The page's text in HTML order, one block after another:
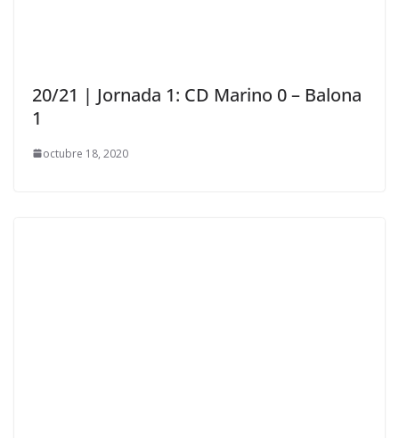
20/21 | Jornada 1: CD Marino 0 – Balona
1
octubre 18, 2020